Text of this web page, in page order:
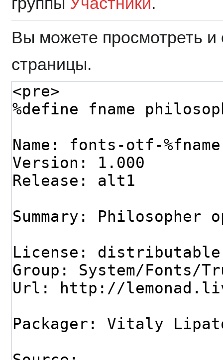
Вы можете просмотреть и
страницы.